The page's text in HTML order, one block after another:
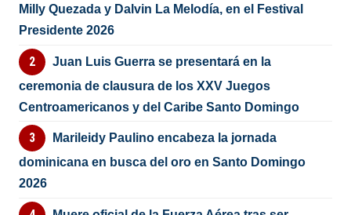
Milly Quezada y Dalvin La Melodía, en el Festival
Presidente 2026
Juan Luis Guerra se presentará en la
ceremonia de clausura de los XXV Juegos
Centroamericanos y del Caribe Santo Domingo
Marileidy Paulino encabeza la jornada
dominicana en busca del oro en Santo Domingo
2026